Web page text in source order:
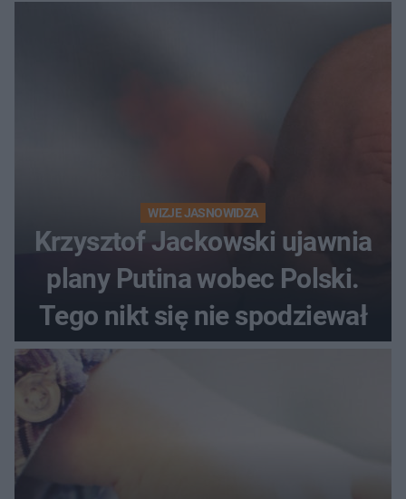
WIZJE JASNOWIDZA
Krzysztof Jackowski ujawnia
plany Putina wobec Polski.
Tego nikt się nie spodziewał